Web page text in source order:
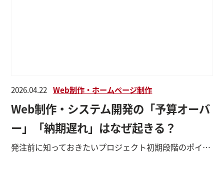
2026.04.22 Web制作・ホームページ制作
Web制作・システム開発の「予算オーバ
ー」「納期遅れ」はなぜ起きる？
発注前に知っておきたいプロジェクト初期段階のポイント